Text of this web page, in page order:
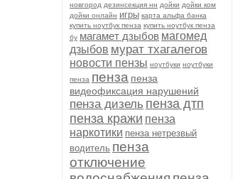
новгород дезинсекция нн дойки дойки ком
дойки онлайн игры карта альфа банка
купить ноутбук пенза купить ноутбук пенза
бу магамет дзыбов магомед
дзыбов мурат тхагалегов
новости пензы ноутбуки ноутбуки
пенза пенза пенза
видеофиксация нарушений
пенза дизель пенза дтп
пенза кражи пенза
наркотики пенза нетрезвый
водитель пенза
отключение